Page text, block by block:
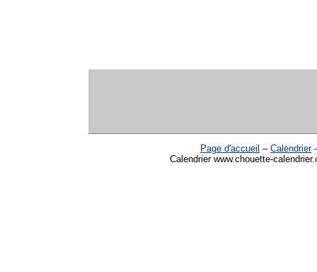
Page d'accueil – Calendrier
Calendrier www.chouette-